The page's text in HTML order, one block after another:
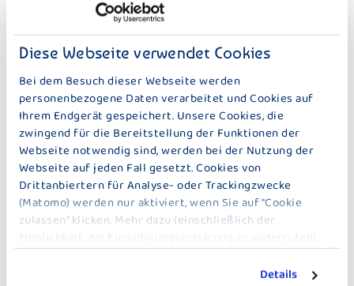
Diese Webseite verwendet Cookies
Bei dem Besuch dieser Webseite werden
personenbezogene Daten verarbeitet und Cookies auf
Ihrem Endgerät gespeichert. Unsere Cookies, die
zwingend für die Bereitstellung der Funktionen der
Webseite notwendig sind, werden bei der Nutzung der
Webseite auf jeden Fall gesetzt. Cookies von
Drittanbiertern für Analyse- oder Trackingzwecke
(Matomo) werden nur aktiviert, wenn Sie auf "Cookie
zulassen" klicken. Mehr dazu (einschließlich der
Möglichkeit, die Einwilligungserklärung zu widerrufen)
erfahren Sie in unsererDatenschutzerklärung.
Details
LIMBURGER, 20 % FETT I. TR. LIMBURGER 40 % FETT I. TR.
WEICHKÄSE